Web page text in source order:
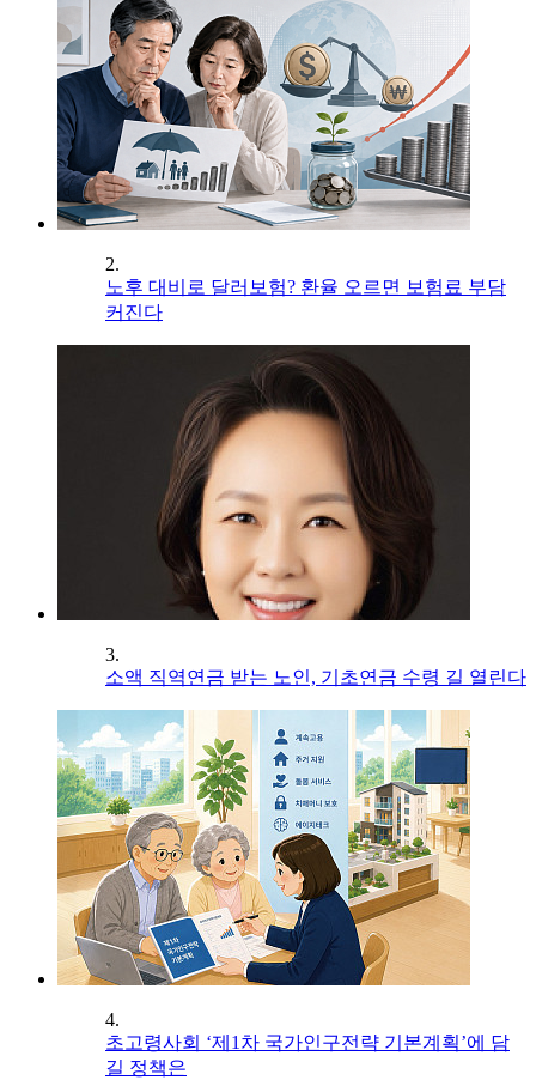
2.
노후 대비로 달러보험? 환율 오르면 보험료 부담
커진다
3.
소액 직역연금 받는 노인, 기초연금 수령 길 열린다
4.
초고령사회 ‘제1차 국가인구전략 기본계획’에 담
길 정책은